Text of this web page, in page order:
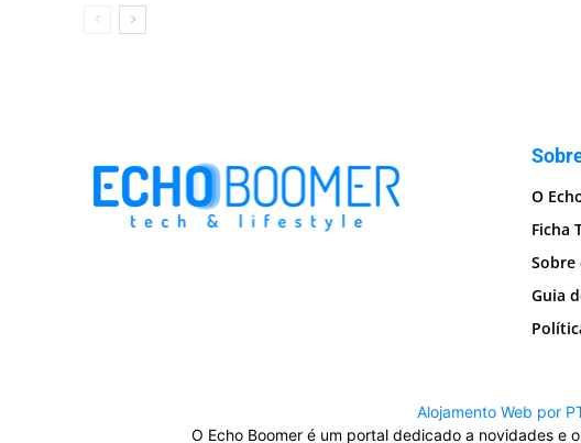
O
Ficha
Sobre
Guia
Alojamento Web por
O Echo Boomer é um portal dedicado a novidades e